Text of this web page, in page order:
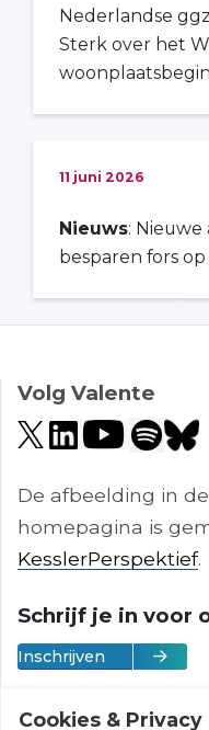
Nederlandse
Sterk over het
11 juni 2026
Nieuws: Nieuwe
besparen fors
Volg Valente
De afbeelding in
homepagina is
KesslerPerspektief.
Schrijf je in voor
Inschrijven
Cookies & Privacy